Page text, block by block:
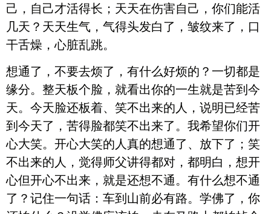
己，自己才活得长；天天在伤害自己，你们能活
几天？天天生气，气得头发白了，皱纹来了，口
干舌燥，心脏乱跳。
想通了，不要去烦了，有什么好烦的？一切都是
缘分。整天板个脸，就看出你的一生就是苦到今
天。今天脸还板着、笑不出来的人，说明已经苦
到今天了，苦得脸都笑不出来了。我希望你们开
心大笑。开心大笑的人真的想通了、放下了；笑
不出来的人，觉得师父讲得都对，都明白，想开
心但开心不出来，就是还想不通。有什么想不通
了？记住一句话：车到山前必有路。学佛了，你